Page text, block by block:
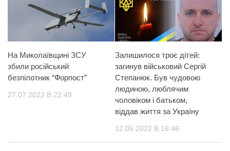
На Миколаївщині ЗСУ
збили російський
безпілотник “Форпост”
27.07.2022 В 22:49
Залишилося троє дітей:
загинув військовий Сергій
Степанюк. Був чудовою
людиною, люблячим
чоловіком і батьком,
віддав життя за Україну
12.05.2022 В 16:46